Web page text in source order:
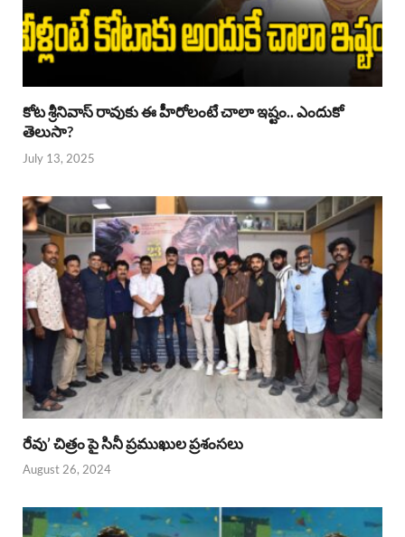
కోట శ్రీనివాస్ రావుకు ఈ హీరోలంటే చాలా ఇష్టం.. ఎందుకో
తెలుసా?
July 13, 2025
రేవు’ చిత్రం పై సినీ ప్రముఖుల ప్రశంసలు
August 26, 2024